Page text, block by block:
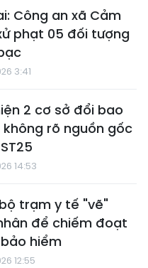
Công an xã Cảm
phạt 05 đối tượng
3:41
2 cơ sở đổi bao
không rõ nguồn gốc
14:53
trạm y tế "vẽ"
để chiếm đoạt
hiểm
12:55